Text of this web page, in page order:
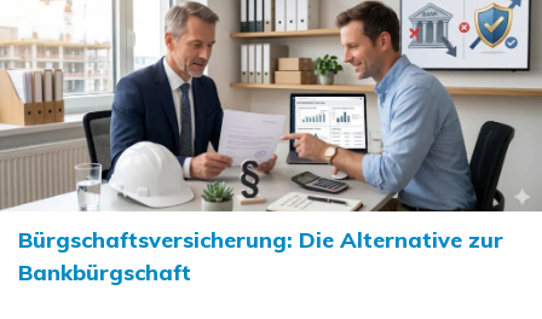
Bürgschaftsversicherung: Die Alternative zur
Bankbürgschaft